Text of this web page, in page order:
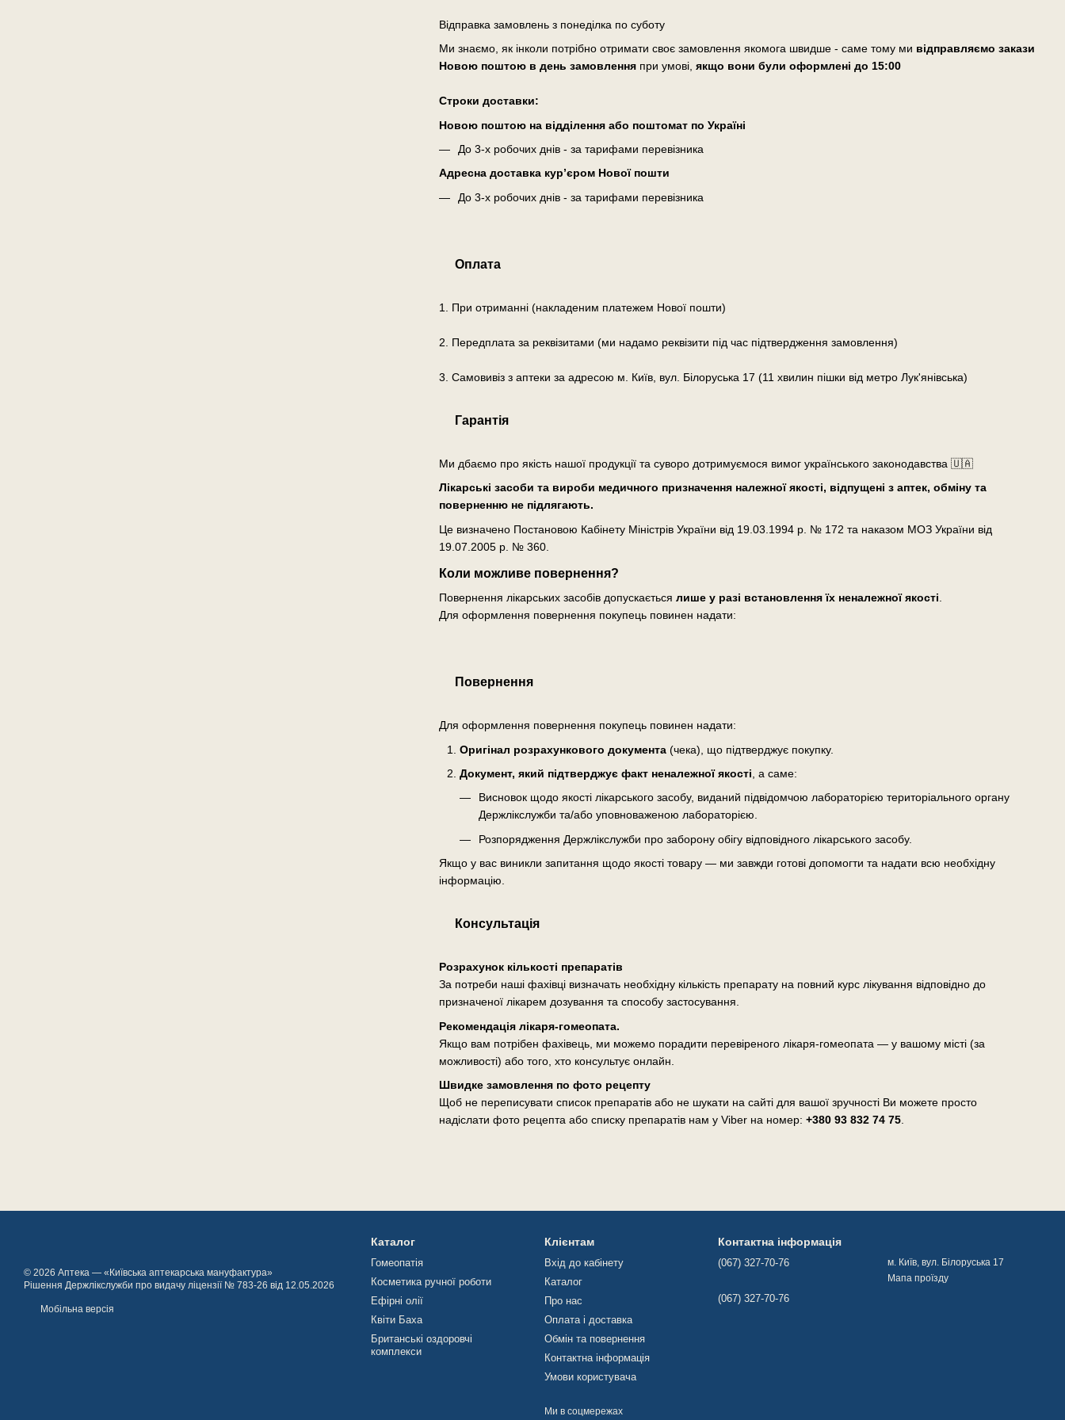
Відправка замовлень з понеділка по суботу
Ми знаємо, як інколи потрібно отримати своє замовлення якомога швидше - саме тому ми відправляємо закази
Новою поштою в день замовленняпри умові, якщо вони були оформлені до 15:00
Cтроки доставки:
Новою поштою на відділення або поштомат по Україні
До 3-х робочих днів - за тарифами перевізника
Адресна доставка кур’єром Нової пошти
До 3-х робочих днів - за тарифами перевізника
Оплата
1. При отриманні (накладеним платежем Нової пошти)
2. Передплата за реквізитами (ми надамо реквізити під час підтвердження замовлення)
3. Самовивіз з аптеки за адресою м. Київ, вул. Білоруська 17 (11 хвилин пішки від метро Лук'янівська)
Гарантія
Ми дбаємо про якість нашої продукції та суворо дотримуємося вимог українського законодавства 🇺🇦
Лікарські засоби та вироби медичного призначення належної якості, відпущені з аптек, обміну та
поверненню не підлягають.
Це визначено Постановою Кабінету Міністрів України від 19.03.1994 р. № 172 та наказом МОЗ України від
19.07.2005 р. № 360.
Коли можливе повернення?
Повернення лікарських засобів допускається лише у разі встановлення їх неналежної якості
Для оформлення повернення покупець повинен надати:
Повернення
Для оформлення повернення покупець повинен надати:
Оригінал розрахункового документа(чека), що підтверджує покупку.
Документ, який підтверджує факт неналежної якості , а саме:
Висновок щодо якості лікарського засобу, виданий підвідомчою лабораторією територіального органу
Держлікслужби та/або уповноваженою лабораторією.
Розпорядження Держлікслужби про заборону обігу відповідного лікарського засобу.
Якщо у вас виникли запитання щодо якості товару — ми завжди готові допомогти та надати всю необхідну
інформацію.
Консультація
Розрахунок кількості препаратів
За потреби наші фахівці визначать необхідну кількість препарату на повний курс лікування відповідно до
призначеної лікарем дозування та способу застосування.
Рекомендація лікаря-гомеопата.
Якщо вам потрібен фахівець, ми можемо порадити перевіреного лікаря-гомеопата — у вашому місті (за
можливості) або того, хто консультує онлайн.
Швидке замовлення по фото рецепту
Щоб не переписувати список препаратів або не шукати на сайті для вашої зручності Ви можете просто
надіслати фото рецепта або списку препаратів нам у Viber на номер: +380 93 832 74 75.
© 2026 Аптека — «Київська аптекарська мануфактура»
Рішення Держлікслужби про видачу ліцензії № 783-26 від 12.05.2026
Мобільна версія
Каталог
Гомеопатія
Косметика ручної роботи
Ефірні олії
Квіти Баха
Британські оздоровчі
комплекси
Клієнтам
Вхід до кабінету
Каталог
Про нас
Оплата і доставка
Обмін та повернення
Контактна інформація
Умови користувача
Ми в соцмережах
Контактна інформація
(067) 327-70-76
(067) 327-70-76
м. Київ, вул. Білоруська 17
Мапа проїзду